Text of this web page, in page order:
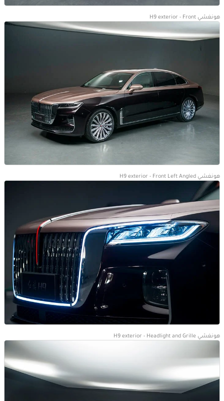
هونغشي H9 exterior - Front
هونغشي H9 exterior - Front Left Angled
هونغشي H9 exterior - Headlight and Grille